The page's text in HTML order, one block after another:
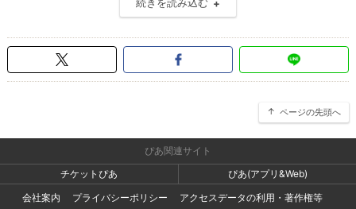
ページの先頭へ
ぴあ関連サイト
チケットぴあ
ぴあ(アプリ&Web)
会社案内
プライバシーポリシー
アクセスデータの利用・著作権等